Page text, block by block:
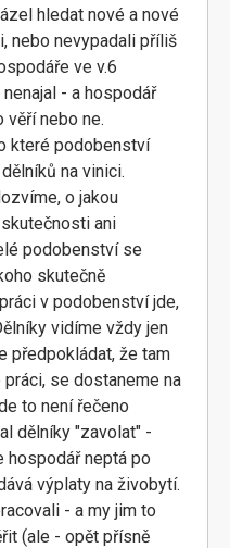
hledat nové a nové
nebo nevypadali příliš
ve v.6
- a hospodář
věří nebo ne.
které podobenství
na vinici.
o jakou
ani
podobenství se
skutečně
v podobenství jde,
vidíme vždy jen
předpokládat, že tam
práci, se dostaneme na
to není řečeno
dělníky "zavolat" -
hospodář neptá po
výplaty na živobytí.
- a my jim to
(ale - opět přísně